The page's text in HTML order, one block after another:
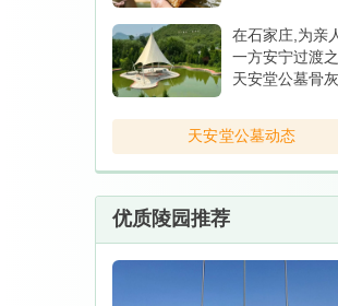
在石家庄,为亲
一方安宁过渡之
天安堂公墓骨
天安堂公墓动态
优质陵园推荐